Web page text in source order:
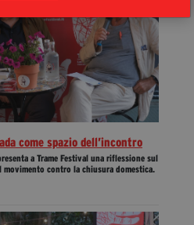
come spazio dell’incontro
a Trame Festival una riflessione sul
contro la chiusura domestica.